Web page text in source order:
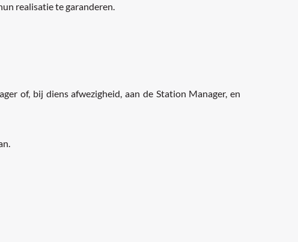
realisatie te garanderen.
of, bij diens afwezigheid, aan de Station Manager, en